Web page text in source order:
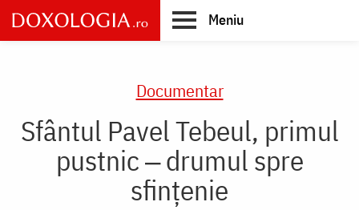
Skip
to
main
Meniu
Documentar
Sfântul Pavel Tebeul, primul
pustnic ‒ drumul spre
sfințenie